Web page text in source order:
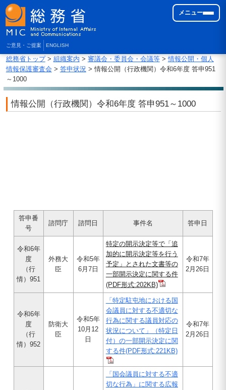
ご意見・ご提案 ENGLISH
メニュー
総務省トップ> 組織案内 > 審議会・委員会・会議等>情報公開・個人
情報保護審査会 > 答申状況> 情報公開（行政機関）令和6年度 答申951
～1000
情報公開（行政機関）令和6年度 答申951～1000
答申番
号
諮問庁 諮問日 事件名 答申日
令和6年
度
（行
情）951
外務大
臣
令和5年
6月7日
特定の開示決定等で「追
加的に開示決定等を行う
予定」とされた文書等の
一部開示決定に関する件
(PDF形式:202KB)
令和7年
2月26日
令和6年
度
（行
情）952
防衛大
臣
令和5年
10月12
日
「特定駐屯地における国
会議員に対する不適切な
行為に関する議員対応の
状況について」（特定日
付）の一部開示決定に関
する件(PDF形式:221KB)
令和7年
2月26日
「国会議員に対する不適
切な行為」に関する広報